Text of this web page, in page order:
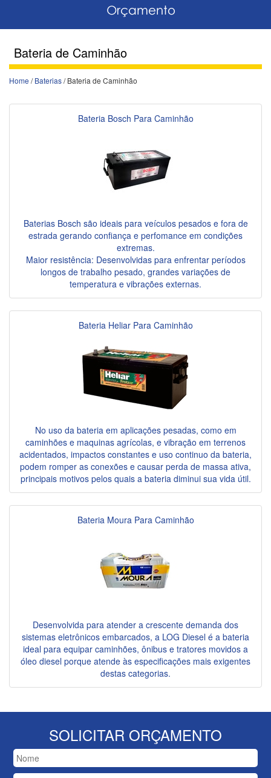
Bateria de Caminhão
Home /Baterias/ Bateria de Caminhão
Bateria Bosch Para Caminhão
Baterias Bosch são ideais para veículos pesados e fora de
estrada gerando confiança e perfomance em condições
extremas.
Maior resistência: Desenvolvidas para enfrentar períodos
longos de trabalho pesado, grandes variações de
temperatura e vibrações externas.
Bateria Heliar Para Caminhão
No uso da bateria em aplicações pesadas, como em
caminhões e maquinas agrícolas, e vibração em terrenos
acidentados, impactos constantes e uso continuo da bateria,
podem romper as conexões e causar perda de massa ativa,
principais motivos pelos quais a bateria diminui sua vida útil.
Bateria Moura Para Caminhão
Desenvolvida para atender a crescente demanda dos
sistemas eletrônicos embarcados, a LOG Diesel é a bateria
ideal para equipar caminhões, ônibus e tratores movidos a
óleo diesel porque atende às especificações mais exigentes
destas categorias.
SOLICITAR ORÇAMENTO